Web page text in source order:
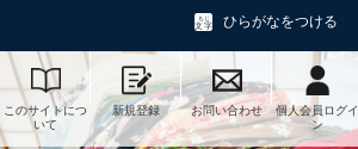
ひらがなをつける
このサイトにつ
いて
新規登録 お問い合わせ
個人会員ログイ
ン